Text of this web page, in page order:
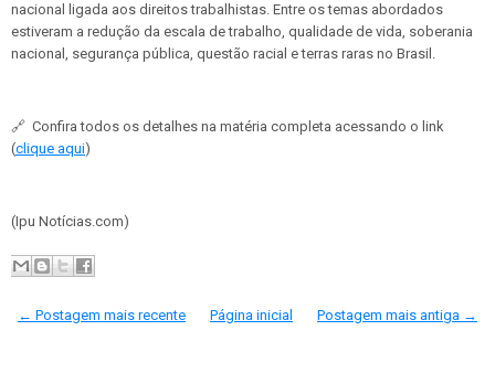
nacional ligada aos direitos trabalhistas. Entre os temas abordados
estiveram a redução da escala de trabalho, qualidade de vida, soberania
nacional, segurança pública, questão racial e terras raras no Brasil.
🔗 Confira todos os detalhes na matéria completa acessando o link
(clique aqui)
(Ipu Notícias.com)
← Postagem mais recente Postagem mais antiga →
Página inicial